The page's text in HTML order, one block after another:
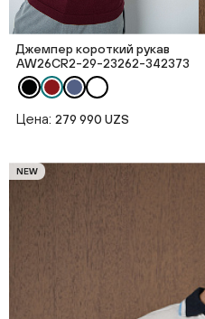
Джемпер короткий рукав
AW26CR2-29-23262-342373
Цена: 279 990 UZS
NEW